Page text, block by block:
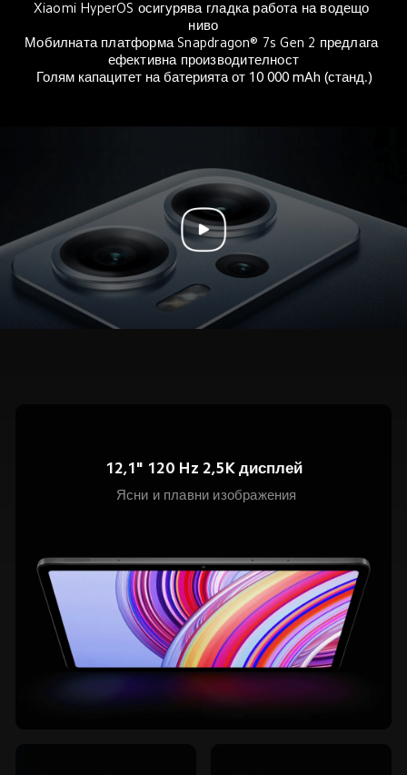
Xiaomi HyperOS осигурява гладка работа на водещо
ниво
Мобилната платформа Snapdragon® 7s Gen 2 предлага
ефективна производителност
Голям капацитет на батерията от 10 000 mAh (станд.)
12,1" 120 Hz 2,5K дисплей
Ясни и плавни изображения